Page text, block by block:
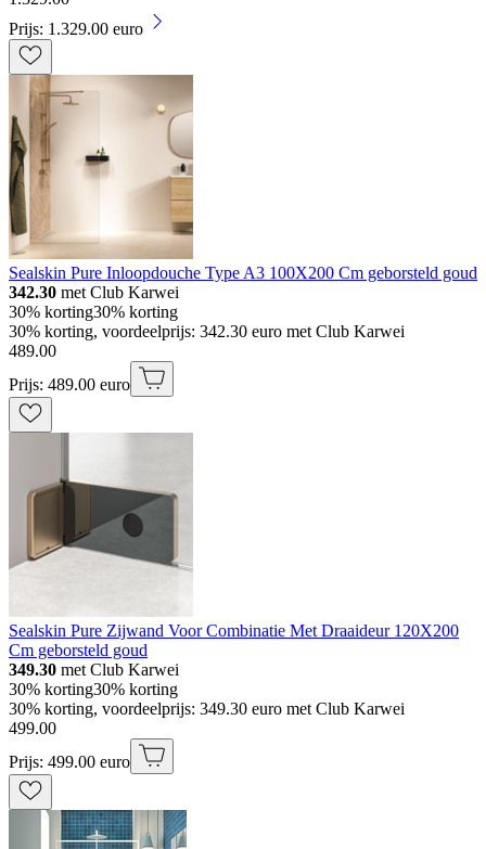
Prijs: 1.329.00 euro
Sealskin Pure Inloopdouche Type A3 100X200 Cm geborsteld goud
342.30 met Club Karwei
30% korting30% korting
30% korting, voordeelprijs: 342.30 euro met Club Karwei
489.00
Prijs: 489.00 euro
Sealskin Pure Zijwand Voor Combinatie Met Draaideur 120X200
Cm geborsteld goud
349.30 met Club Karwei
30% korting30% korting
30% korting, voordeelprijs: 349.30 euro met Club Karwei
499.00
Prijs: 499.00 euro